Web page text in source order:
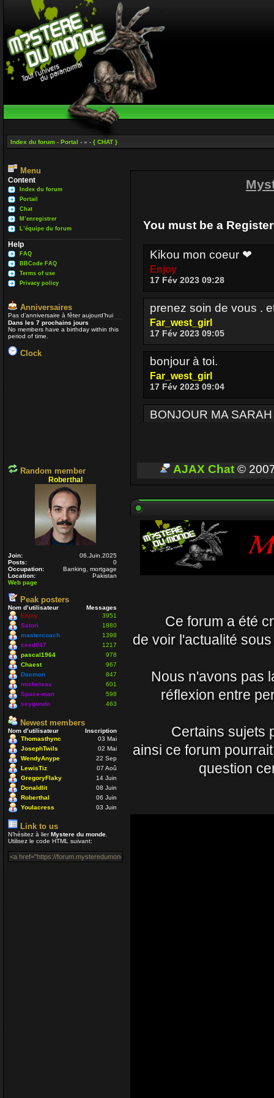
Index du forum - Portal - » - { CHAT }
Menu
Content
Index du forum
Portail
Chat
M’enregistrer
L’équipe du forum
Help
FAQ
BBCode FAQ
Terms of use
Privacy policy
Anniversaires
Pas d’anniversaire à fêter aujourd’hui
Dans les 7 prochains jours
No members have a birthday within this
period of time.
Clock
Random member
Roberthal
Join:
06.Juin.2025
Posts:
0
Occupation:
Banking, mortgage
Location:
Pakistan
Web page
Peak posters
Nom d’utilisateur
Messages
Enjoy
3951
Satori
1880
mastercoach
1398
ceed047
1217
pascal1964
978
Chaest
967
Daemon
847
michelsax
601
Space-man
598
seygundo
463
Newest members
Nom d’utilisateur
Inscription
Thomasthync
03 Mai
JosephTwils
02 Mai
WendyAnype
22 Sep
LewisTiz
07 Aoû
GregoryFlaky
14 Juin
Donaldlit
08 Juin
Roberthal
06 Juin
Youlacress
03 Juin
Link to us
N’hésitez à lierMystere du monde
Utilisez le code HTML suivant:
You must be a
Kikou mon coeur ❤
Enjoy
17 Fév 2023 09:28
prenez soin de vous .
Far_west_girl
17 Fév 2023 09:05
bonjour à toi.
Far_west_girl
17 Fév 2023 09:04
BONJOUR MA SARAH
BONJOUR A TOUT
Enjoy
Je passe parfois
Un
voir si ceux qui sont
Nounours
19 Avr 2021 09:33
vous prenez soin de
Daemon
15 Avr 2021 23:54
Un coucou en
Nounours
08 Nov 2020 18:08
ola à toutes et à tous
29 Juil 2020 10:30
Salut Venusia oui je
AJAX Chat ©
Ce forum a été
de voir l'actualité
Nous n'avons pas
réflexion entre
Certains sujets
ainsi ce forum
question